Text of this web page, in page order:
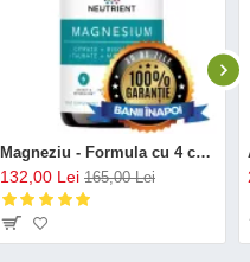
Magneziu - Formula cu 4 chelați (120 capsule), Neutrient
132,00 Lei 165,00 Lei